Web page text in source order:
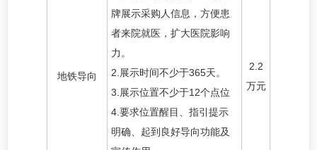
地铁导向
牌展示采购人信息，方便患
者来院就医，扩大医院影响
力。
2.展示时间不少于365天。
3.展示位置不少于12个点位
4.要求位置醒目、指引提示
明确、起到良好导向功能及
2.2
万元